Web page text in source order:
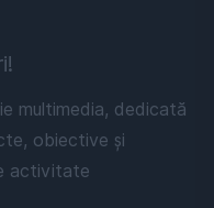
multimedia, dedicată
obiective și
activitate